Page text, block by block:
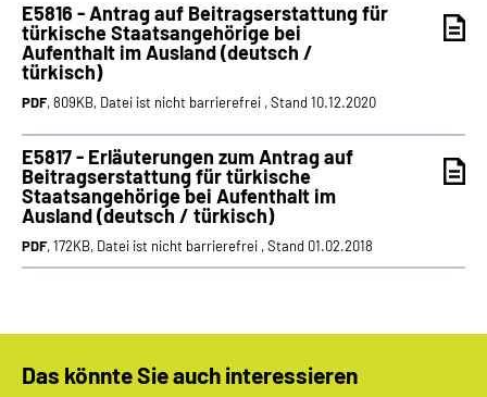
E5816 - Antrag auf Beitragserstattung für
türkische Staatsangehörige bei
Aufenthalt im Ausland (deutsch /
türkisch)
PDF, 809KB, Datei ist nicht barrierefrei , Stand 10.12.2020
E5817 - Erläuterungen zum Antrag auf
Beitragserstattung für türkische
Staatsangehörige bei Aufenthalt im
Ausland (deutsch / türkisch)
PDF, 172KB, Datei ist nicht barrierefrei , Stand 01.02.2018
Das könnte Sie auch interessieren